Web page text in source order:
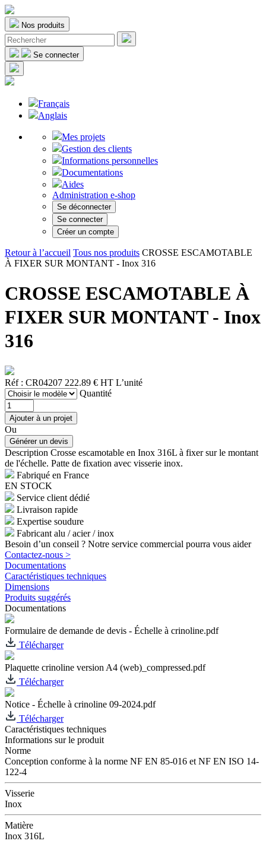
Nos produits
Se connecter
Français
Anglais
Mes projets
Gestion des clients
Informations personnelles
Documentations
Aides
Administration e-shop
Se déconnecter
Se connecter
Créer un compte
Retour à l’accueil Tous nos produits CROSSE ESCAMOTABLE
À FIXER SUR MONTANT - Inox 316
CROSSE ESCAMOTABLE À
FIXER SUR MONTANT - Inox
316
Réf : CR04207 222.89 € HT L’unité
Quantité
Ou
Description Crosse escamotable en Inox 316L à fixer sur le montant
de l'échelle. Patte de fixation avec visserie inox.
Fabriqué en France
EN STOCK
Service client dédié
Livraison rapide
Expertise soudure
Fabricant alu / acier / inox
Besoin d’un conseil ? Notre service commercial pourra vous aider
Contactez-nous >
Documentations
Caractéristiques techniques
Dimensions
Produits suggérés
Documentations
Formulaire de demande de devis - Échelle à crinoline.pdf
Télécharger
Plaquette crinoline version A4 (web)_compressed.pdf
Télécharger
Notice - Échelle à crinoline 09-2024.pdf
Télécharger
Caractéristiques techniques
Informations sur le produit
Norme
Conception conforme à la norme NF EN 85-016 et NF EN ISO 14-
122-4
Visserie
Inox
Matière
Inox 316L